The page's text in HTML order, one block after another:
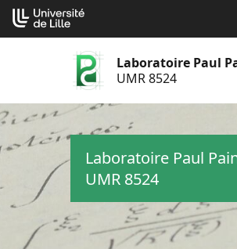
Aller
au
contenu
Laboratoire Paul
UMR 8524
Laboratoire Paul
UMR 8524
Cookies management panel